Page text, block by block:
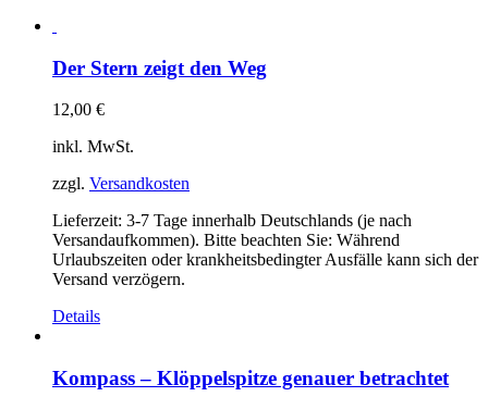
Der Stern zeigt den Weg
12,00 €
inkl. MwSt.
zzgl. Versandkosten
Lieferzeit: 3-7 Tage innerhalb Deutschlands (je nach
Versandaufkommen). Bitte beachten Sie: Während
Urlaubszeiten oder krankheitsbedingter Ausfälle kann sich der
Versand verzögern.
Details
Kompass – Klöppelspitze genauer betrachtet